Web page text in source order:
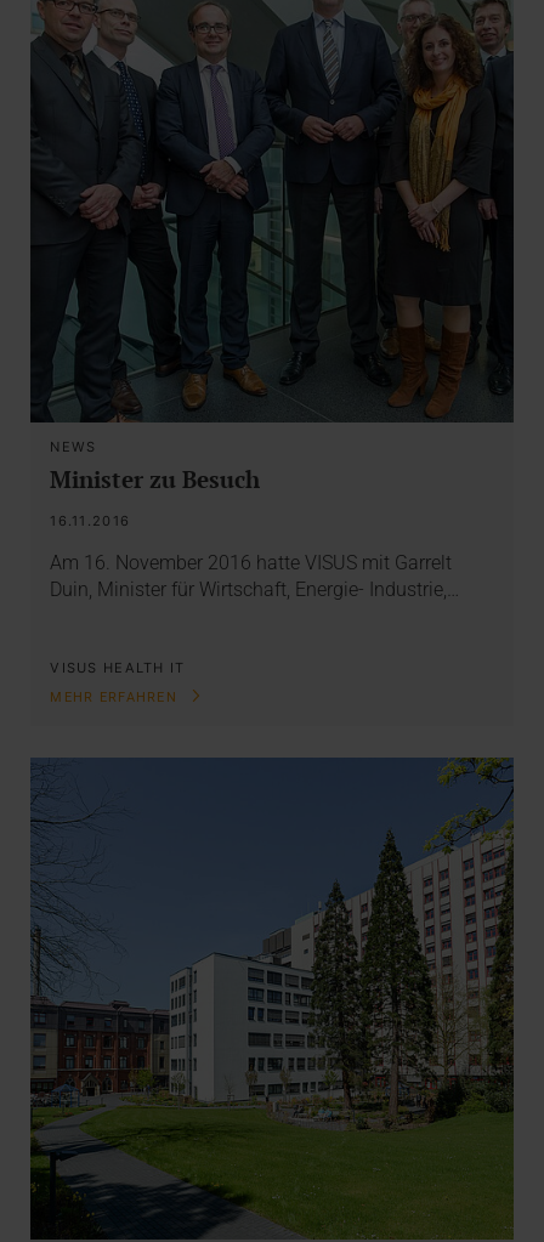
NEWS
Minister zu Besuch
16.11.2016
Am 16. November 2016 hatte VISUS mit Garrelt
Duin, Minister für Wirtschaft, Energie- Industrie,…
VISUS HEALTH IT
MEHR ERFAHREN